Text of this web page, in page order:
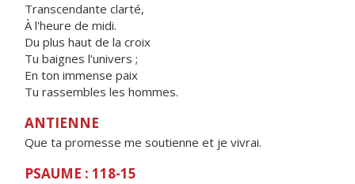
Transcendante clarté,
À l'heure de midi.
Du plus haut de la croix
Tu baignes l'univers ;
En ton immense paix
Tu rassembles les hommes.
ANTIENNE
Que ta promesse me soutienne et je vivrai.
PSAUME : 118-15